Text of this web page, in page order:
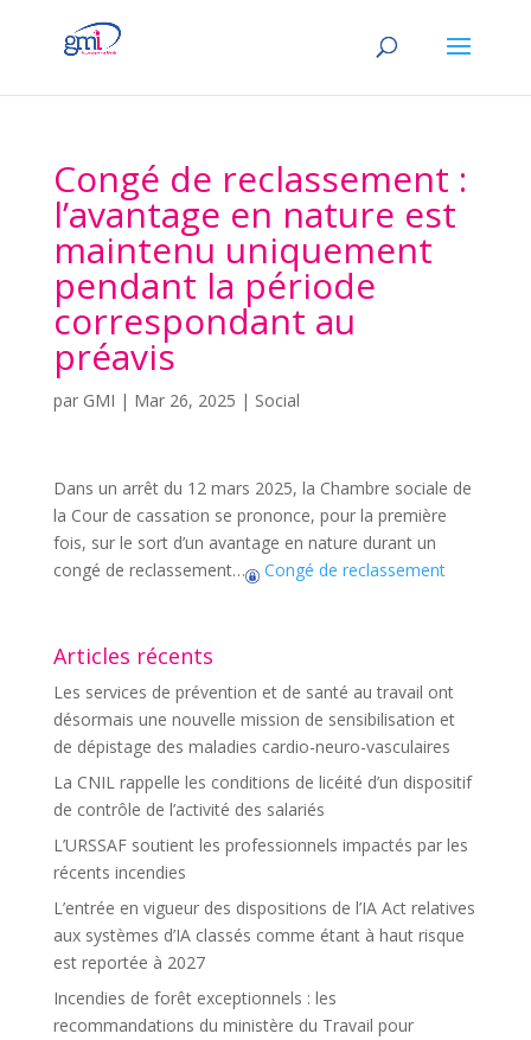
Congé de reclassement :
l’avantage en nature est
maintenu uniquement
pendant la période
correspondant au
préavis
par GMI | Mar 26, 2025 | Social
Dans un arrêt du 12 mars 2025, la Chambre sociale de
la Cour de cassation se prononce, pour la première
fois, sur le sort d’un avantage en nature durant un
congé de reclassement…
Congé de reclassement
Articles récents
Les services de prévention et de santé au travail ont
désormais une nouvelle mission de sensibilisation et
de dépistage des maladies cardio-neuro-vasculaires
La CNIL rappelle les conditions de licéité d’un dispositif
de contrôle de l’activité des salariés
L’URSSAF soutient les professionnels impactés par les
récents incendies
L’entrée en vigueur des dispositions de l’IA Act relatives
aux systèmes d’IA classés comme étant à haut risque
est reportée à 2027
Incendies de forêt exceptionnels : les
recommandations du ministère du Travail pour